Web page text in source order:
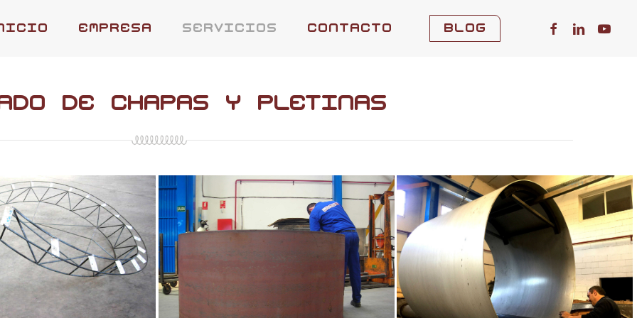
empresa servicios contacto Blog facebook
de chapas y pletinas